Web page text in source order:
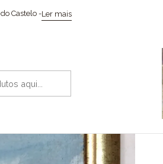
Castelo -Ler mais
Início Coleccionismo / Memorabilia